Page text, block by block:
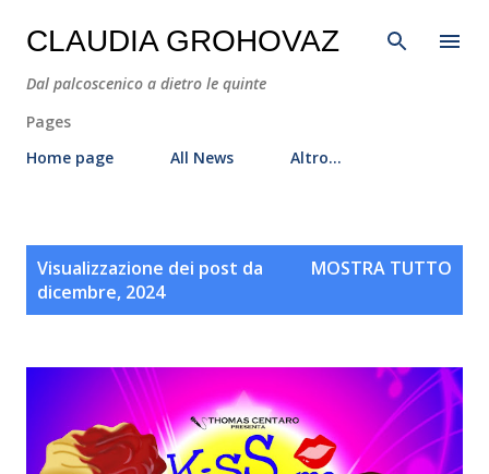
Passa ai contenuti principali
CLAUDIA GROHOVAZ
Dal palcoscenico a dietro le quinte
Pages
Home page
All News Altro…
Visualizzazione dei post da
dicembre, 2024
MOSTRA TUTTO